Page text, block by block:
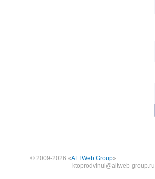
© 2009-2026 «ALTWeb Group»
ktoprodvinul@altweb-group.ru